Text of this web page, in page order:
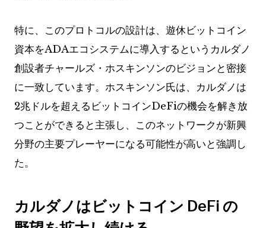
特に、このプロトコルの設計は、遊休ビットコイン
資本をADAエコシステムに導入するというカルダノ
創設者チャールズ・ホスキンソンのビジョンと密接
に一致しています。ホスキンソン氏は、カルダノは
2兆ドルを超えるビットコインDeFiの機会を解き放
つことができると主張し、このネットワークが新興
分野の主要プレーヤーになる可能性が高いと強調し
た。
カルダノはビットコイン DeFi の